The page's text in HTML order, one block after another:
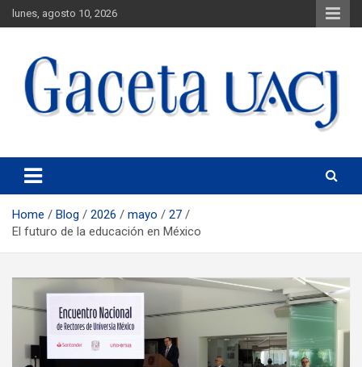
lunes, agosto 10, 2026
Gaceta UACJ
Home Blog 2026 mayo
27
El futuro de la educación en México